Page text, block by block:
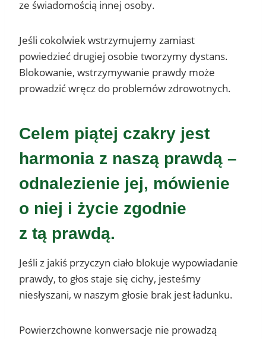
ze świadomością innej osoby.
Jeśli cokolwiek wstrzymujemy zamiast
powiedzieć drugiej osobie tworzymy dystans.
Blokowanie, wstrzymywanie prawdy może
prowadzić wręcz do problemów zdrowotnych.
Celem piątej czakry jest
harmonia z naszą prawdą –
odnalezienie jej, mówienie
o niej i życie zgodnie
z tą prawdą.
Jeśli z jakiś przyczyn ciało blokuje wypowiadanie
prawdy, to głos staje się cichy, jesteśmy
niesłyszani, w naszym głosie brak jest ładunku.
Powierzchowne konwersacje nie prowadzą